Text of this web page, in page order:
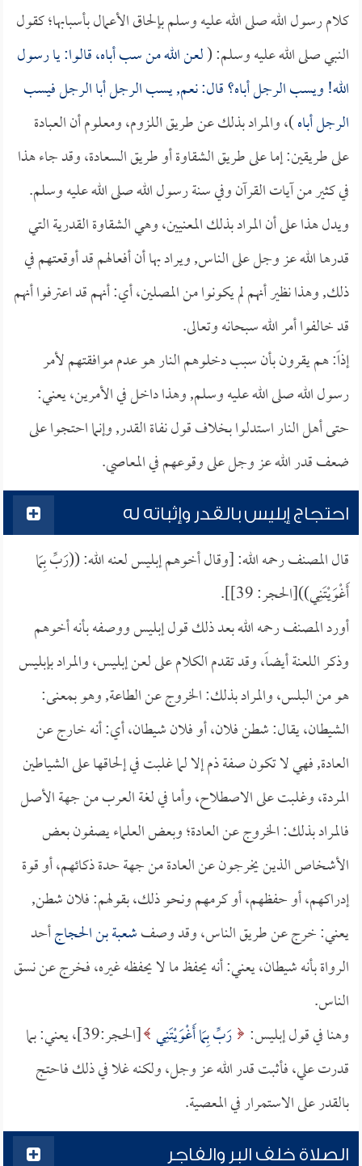
كلام رسول الله صلى الله عليه وسلم بإلحاق الأعمال بأسبابها؛ كقول
النبي صلى الله عليه وسلم: (لعن الله من سب أباه، قالوا: يا رسول
الله! ويسب الرجل أباه؟ قال: نعم, يسب الرجل أبا الرجل فيسب
الرجل أباه)، والمراد بذلك عن طريق اللزوم، ومعلوم أن العبادة
على طريقين: إما على طريق الشقاوة أو طريق السعادة، وقد جاء هذا
في كثير من آيات القرآن وفي سنة رسول الله صلى الله عليه وسلم.
ويدل هذا على أن المراد بذلك المعنيين، وهي الشقاوة القدرية التي
قدرها الله عز وجل على الناس, ويراد بها أن أفعالهم قد أوقعتهم في
ذلك, وهذا نظير أنهم لم يكونوا من المصلين، أي: أنهم قد اعترفوا أنهم
قد خالفوا أمر الله سبحانه وتعالى.
إذاً: هم يقرون بأن سبب دخلوهم النار هو عدم موافقتهم لأمر
رسول الله صلى الله عليه وسلم, وهذا داخل في الأمرين، يعني:
حتى أهل النار استدلوا بخلاف قول نفاة القدر, وإنما احتجوا على
ضعف قدر الله عز وجل على وقوعهم في المعاصي.
احتجاج إبليس بالقدر وإثباته له
قال المصنف رحمه الله: [وقال أخوهم إبليس لعنه الله: ((رَبِّ بِمَا
أَغْوَيْتَنِي))[الحجر: 39]].
أورد المصنف رحمه الله بعد ذلك قول إبليس ووصفه بأنه أخوهم
وذكر اللعنة أيضاً، وقد تقدم الكلام على لعن إبليس، والمراد بإبليس
هو من البلس، والمراد بذلك: الخروج عن الطاعة, وهو بمعنى:
الشيطان، يقال: شطن فلان، أو فلان شيطان، أي: أنه خارج عن
العادة, فهي لا تكون صفة ذم إلا لما غلبت في إلحاقها على الشياطين
المردة، وغلبت على الاصطلاح، وأما في لغة العرب من جهة الأصل
فالمراد بذلك: الخروج عن العادة؛ وبعض العلماء يصفون بعض
الأشخاص الذين يخرجون عن العادة من جهة حدة ذكائهم، أو قوة
إدراكهم، أو حفظهم، أو كرمهم ونحو ذلك، بقولهم: فلان شطن,
يعني: خرج عن طريق الناس، وقد وصفشعبة بن الحجاجأحد
الرواة بأنه شيطان، يعني: أنه يحفظ ما لا يحفظه غيره، فخرج عن نسق
الناس.
وهنا في قول إبليس: رَبِّ بِمَا أَغْوَيْتَنِي
[الحجر:39]، يعني: بما
قدرت علي، فأثبت قدر الله عز وجل، ولكنه غلا في ذلك فاحتج
بالقدر على الاستمرار في المعصية.
الصلاة خلف البر والفاجر